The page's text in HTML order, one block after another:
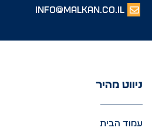
info@malkan.co.il
ניווט מהיר
עמוד הבית